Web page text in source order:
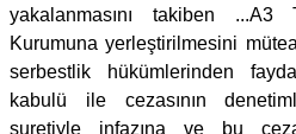
yakalanmasını takiben
Kurumuna yerleştirilmesini
serbestlik hükümlerinden
kabulü ile cezasının
suretiyle infazına ve bu